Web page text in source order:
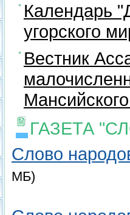
Календарь
угорского
Вестник
ГАЗЕТА
Слово
МБ)